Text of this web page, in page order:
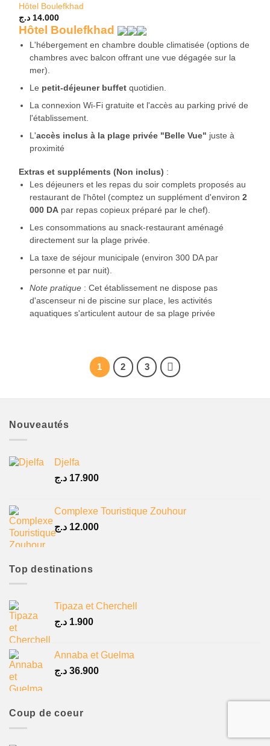
Hôtel Boulefkhad
14.000 د.ج
Hôtel Boulefkhad
L'hébergement en chambre double climatisée (options de
chambres avec balcon offrant une vue dégagée sur la
mer).
Le petit-déjeuner buffetquotidien.
La connexion Wi-Fi gratuite et l'accès au parking privé de
l'établissement.
L'accès inclus à la plage privée "Belle Vue" juste à
proximité
Extras et suppléments (Non inclus) :
Les déjeuners et les repas du soir complets proposés au
restaurant de l'hôtel (comptez un supplément d'environ 2
000 DApar repas copieux préparé par le chef).
Les consommations au snack-restaurant aménagé
directement sur la plage privée.
La taxe de séjour municipale (environ 300 DA par
personne et par nuit).
Note pratique: Cet établissement ne dispose pas
d'ascenseur ni de piscine sur place, les activités
aquatiques s'articulent autour de sa plage privée
1 2 3
Nouveautés
Djelfa
17.900 د.ج
Complexe Touristique Zouhour
12.000 د.ج
Top destinations
Tipaza et Cherchell
1.900 د.ج
Annaba et Guelma
36.900 د.ج
Coup de coeur